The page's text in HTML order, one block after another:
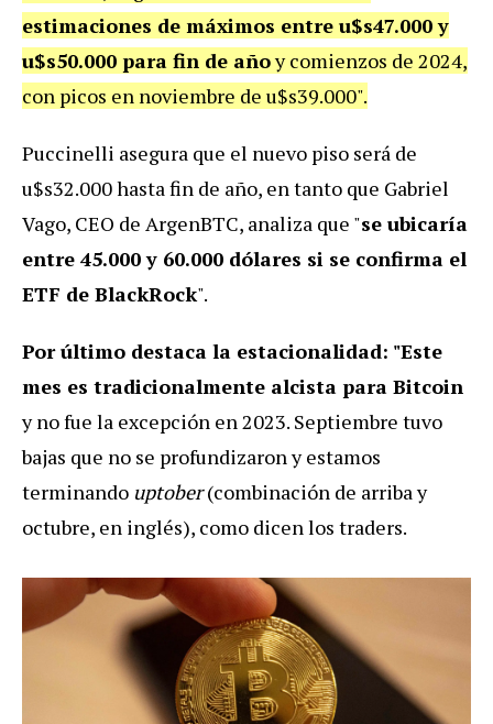
estimaciones de máximos entre u$s47.000 y
u$s50.000 para fin de añoy comienzos de 2024,
con picos en noviembre de u$s39.000".
Puccinelli asegura que el nuevo piso será de
u$s32.000 hasta fin de año, en tanto que Gabriel
Vago, CEO de ArgenBTC, analiza que "se ubicaría
entre 45.000 y 60.000 dólares si se confirma el
ETF de BlackRock".
Por último destaca la estacionalidad: "Este
mes es tradicionalmente alcista para Bitcoin
y no fue la excepción en 2023. Septiembre tuvo
bajas que no se profundizaron y estamos
terminando uptober(combinación de arriba y
octubre, en inglés), como dicen los traders.